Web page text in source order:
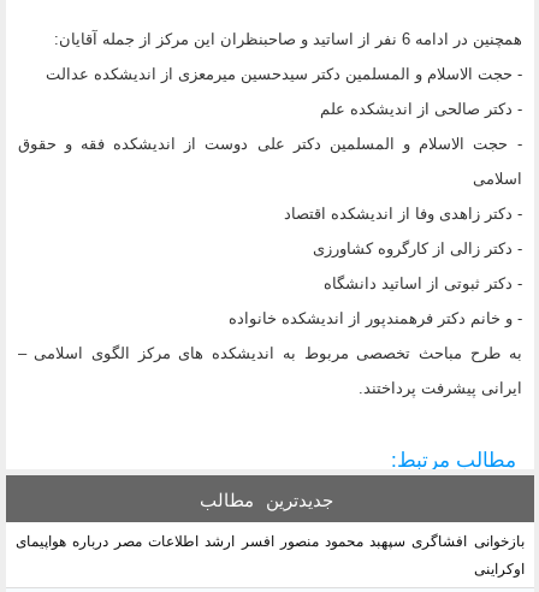
همچنین در ادامه 6 نفر از اساتید و صاحبنظران این مرکز از جمله آقایان:
- حجت الاسلام و المسلمین دکتر سیدحسین میرمعزی از اندیشکده عدالت
- دکتر صالحی از اندیشکده علم
- حجت الاسلام و المسلمین دکتر علی دوست از اندیشکده فقه و حقوق
اسلامی
- دکتر زاهدی وفا از اندیشکده اقتصاد
- دکتر زالی از کارگروه کشاورزی
- دکتر ثبوتی از اساتید دانشگاه
- و خانم دکتر فرهمندپور از اندیشکده خانواده
به طرح مباحث تخصصی مربوط به اندیشکده های مرکز الگوی اسلامی –
ایرانی پیشرفت پرداختند.
مطالب مرتبط:
جدیدترین مطالب
بازخوانی افشاگری سپهبد محمود منصور افسر ارشد اطلاعات مصر درباره هواپیمای
اوکراینی